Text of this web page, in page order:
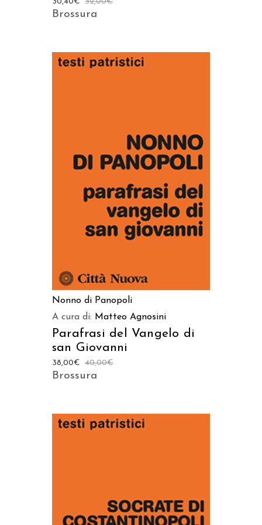
Brossura
AGGIUNGI AL CARRELLO
Nonno di Panopoli
A cura di: Matteo Agnosini
Parafrasi del Vangelo di
san Giovanni
40,00€
38,00€
Brossura